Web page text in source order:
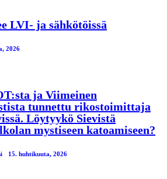
LVI- ja sähkötöissä
2026
ja Viimeinen
tunnettu rikostoimittaja
Löytyykö Sievistä
mystiseen katoamiseen?
15. huhtikuuta, 2026